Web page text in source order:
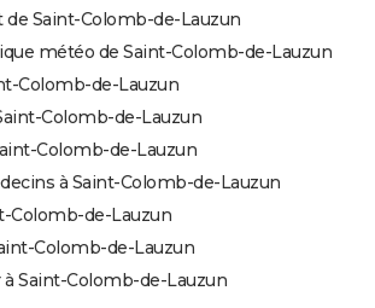
Saint-Colomb-de-Lauzun
météo de Saint-Colomb-de-Lauzun
Colomb-de-Lauzun
Colomb-de-Lauzun
Colomb-de-Lauzun
à Saint-Colomb-de-Lauzun
Colomb-de-Lauzun
Colomb-de-Lauzun
Saint-Colomb-de-Lauzun